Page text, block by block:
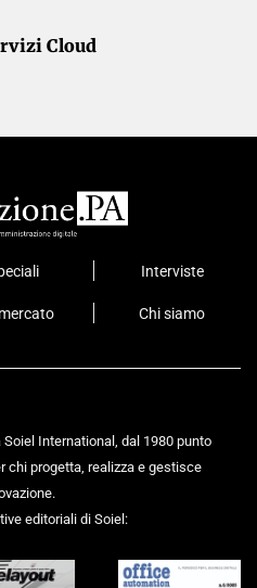
Cloud
Interviste
Chi siamo
International, dal 1980 punto
chi progetta, realizza e gestisce
editoriali di Soiel: